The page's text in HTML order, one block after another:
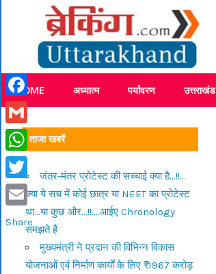
content
Breaking News Uttarakhand
HOME अध्यात्म पर्यावरण उत्तराखंड
ताजा खबरें
जंतर-मंतर प्रोटेस्ट की सच्चाई क्या है…!!…
क्या ये सच में कोई छात्र या NEET का प्रोटेस्ट
था…या कुछ और…!!….आईए Chronology
समझते हैं
मुख्यमंत्री ने प्रदान की विभिन्न विकास
योजनाओं एवं निर्माण कार्यों के लिए ₹1967 करोड़
Facebook
Gmail
WhatsApp
Twitter
Email
Share